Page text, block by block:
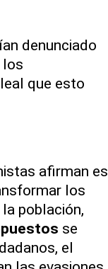
denunciado
los
que esto
afirman es
los
población,
se
el